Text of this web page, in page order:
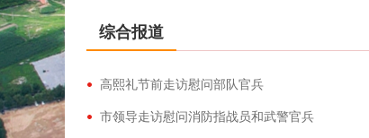
综合报道
高熙礼节前走访慰问部队官兵
市领导走访慰问消防指战员和武警官兵